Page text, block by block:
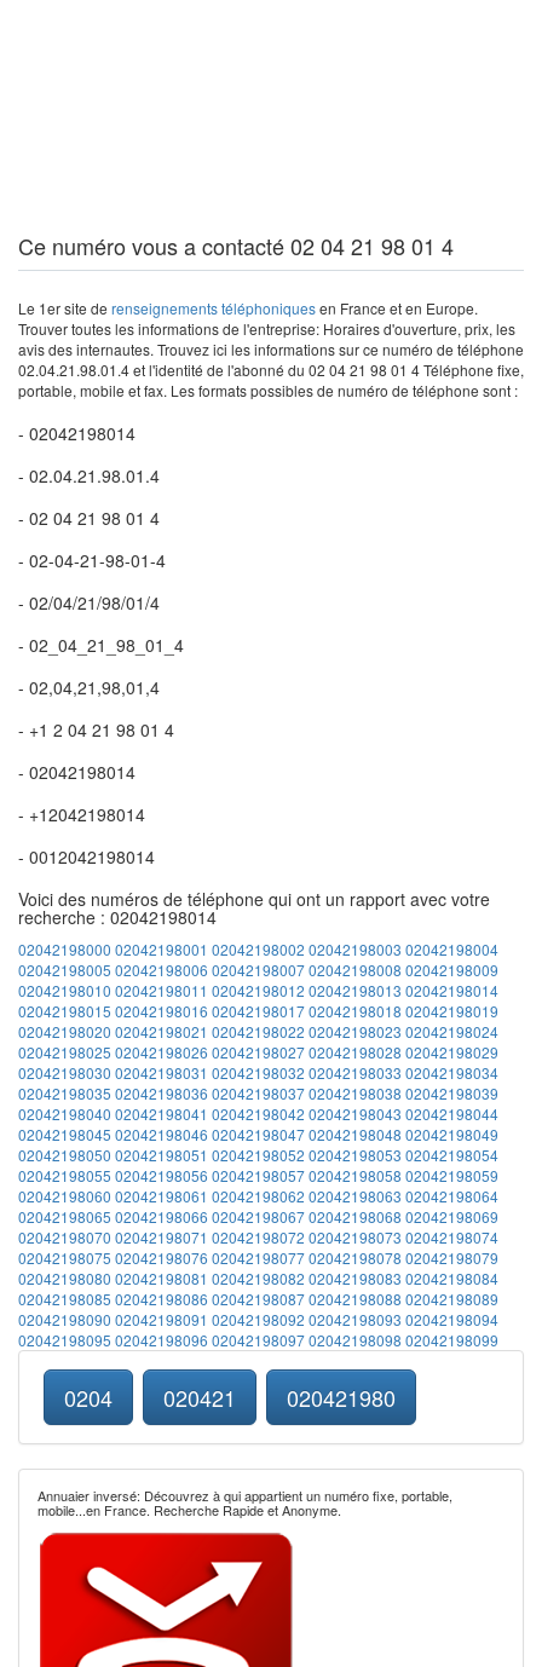
Ce numéro vous a contacté 02 04 21 98 01 4
Le 1er site de renseignements téléphoniquesen France et en Europe.
Trouver toutes les informations de l'entreprise: Horaires d'ouverture, prix, les
avis des internautes. Trouvez ici les informations sur ce numéro de téléphone
02.04.21.98.01.4 et l'identité de l'abonné du 02 04 21 98 01 4 Téléphone fixe,
portable, mobile et fax. Les formats possibles de numéro de téléphone sont :
- 02042198014
- 02.04.21.98.01.4
- 02 04 21 98 01 4
- 02-04-21-98-01-4
- 02/04/21/98/01/4
- 02_04_21_98_01_4
- 02,04,21,98,01,4
- +1 2 04 21 98 01 4
- 02042198014
- +12042198014
- 0012042198014
Voici des numéros de téléphone qui ont un rapport avec votre
recherche : 02042198014
02042198000 02042198001 02042198002 02042198003 02042198004
02042198005 02042198006 0204219800702042198008 02042198009
02042198010 02042198011 02042198012 02042198013 02042198014
02042198015 02042198016 0204219801702042198018 02042198019
02042198020 02042198021 02042198022 02042198023 02042198024
02042198025 02042198026 0204219802702042198028 02042198029
02042198030 02042198031 02042198032 02042198033 02042198034
02042198035 02042198036 0204219803702042198038 02042198039
02042198040 02042198041 02042198042 02042198043 02042198044
02042198045 02042198046 0204219804702042198048 02042198049
02042198050 02042198051 02042198052 02042198053 02042198054
02042198055 02042198056 0204219805702042198058 02042198059
02042198060 02042198061 02042198062 02042198063 02042198064
02042198065 02042198066 0204219806702042198068 02042198069
02042198070 02042198071 02042198072 02042198073 02042198074
02042198075 02042198076 0204219807702042198078 02042198079
02042198080 02042198081 02042198082 02042198083 02042198084
02042198085 02042198086 0204219808702042198088 02042198089
02042198090 02042198091 02042198092 02042198093 02042198094
02042198095 02042198096 0204219809702042198098 02042198099
0204 020421 020421980
Annuaier inversé: Découvrez à qui appartient un numéro fixe, portable,
mobile...en France. Recherche Rapide et Anonyme.